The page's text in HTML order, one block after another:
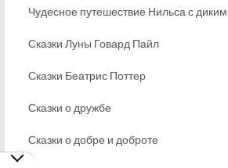
Чудесное путешествие Нильса с
Сказки Луны Говард Пайл
Сказки Беатрис Поттер
Сказки о дружбе
Сказки о добре и доброте